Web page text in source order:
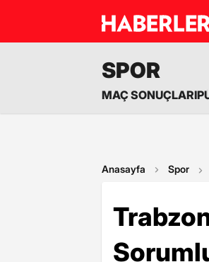
SPOR
MAÇ SONUÇLARI
Anasayfa Spor